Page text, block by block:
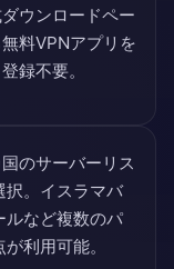
ウンロードペー
料VPNアプリを
録不要。
のサーバーリス
択。イスラマバ
ルなど複数のパ
利用可能。